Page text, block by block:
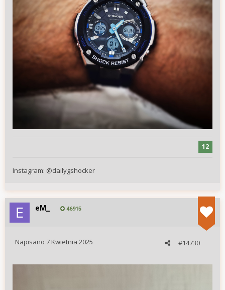
12
Instagram: @dailygshocker
eM_ 46915
#14730
Napisano 7 Kwietnia 2025